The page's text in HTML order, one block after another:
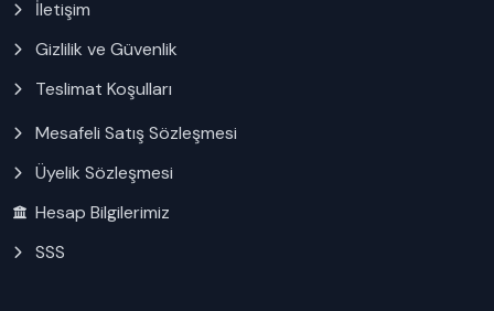
İletişim
Gizlilik ve Güvenlik
Teslimat Koşulları
Mesafeli Satış Sözleşmesi
Üyelik Sözleşmesi
Hesap Bilgilerimiz
SSS